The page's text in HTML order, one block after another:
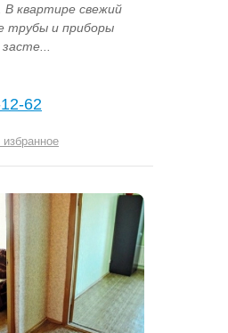
В квартире свежий
трубы и приборы
62